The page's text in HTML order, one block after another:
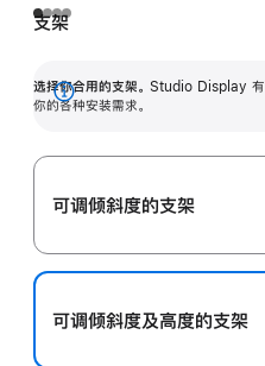
支架
选择你合用的支架。 Studio Display 有
你的各种安装需求。
展
可调倾斜度的支架
可调倾斜度及高‍度的支‍架